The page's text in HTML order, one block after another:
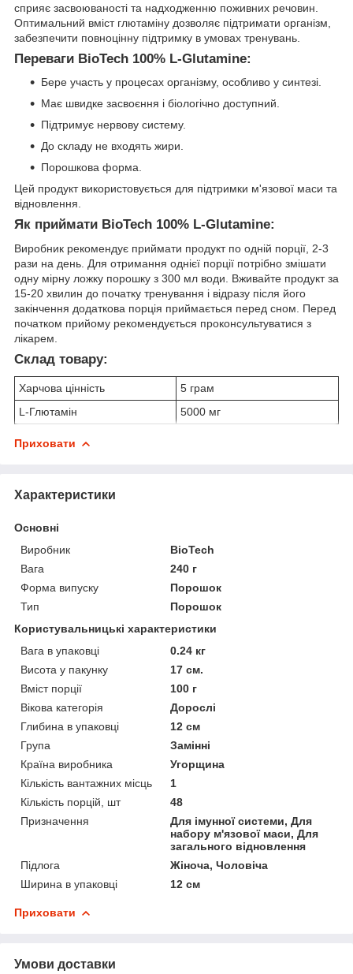
сприяє засвоюваності та надходженню поживних речовин.
Оптимальний вміст глютаміну дозволяє підтримати організм,
забезпечити повноцінну підтримку в умовах тренувань.
Переваги BioTech 100% L-Glutamine:
Бере участь у процесах організму, особливо у синтезі.
Має швидке засвоєння і біологічно доступний.
Підтримує нервову систему.
До складу не входять жири.
Порошкова форма.
Цей продукт використовується для підтримки м'язової маси та
відновлення.
Як приймати BioTech 100% L-Glutamine:
Виробник рекомендує приймати продукт по одній порції, 2-3
рази на день. Для отримання однієї порції потрібно змішати
одну мірну ложку порошку з 300 мл води. Вживайте продукт за
15-20 хвилин до початку тренування і відразу після його
закінчення додаткова порція приймається перед сном. Перед
початком прийому рекомендується проконсультуватися з
лікарем.
Склад товару:
Харчова цінність
5 грам
L-Глютамін
5000 мг
Приховати
Характеристики
Основні
Виробник
BioTech
Вага
240 г
Форма випуску
Порошок
Тип
Порошок
Користувальницькі характеристики
Вага в упаковці
0.24 кг
Висота у пакунку
17 см.
Вміст порції
100 г
Вікова категорія
Дорослі
Глибина в упаковці
12 см
Група
Замінні
Країна виробника
Угорщина
Кількість вантажних місць
1
Кількість порцій, шт
48
Призначення
Для імунної системи, Для
набору м'язової маси, Для
загального відновлення
Підлога
Жіноча, Чоловіча
Ширина в упаковці
12 см
Приховати
Умови доставки